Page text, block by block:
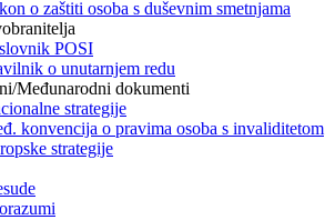
o zaštiti osoba s duševnim smetnjama
POSI
o unutarnjem redu
Međunarodni dokumenti
strategije
konvencija o pravima osoba s invaliditetom
strategije